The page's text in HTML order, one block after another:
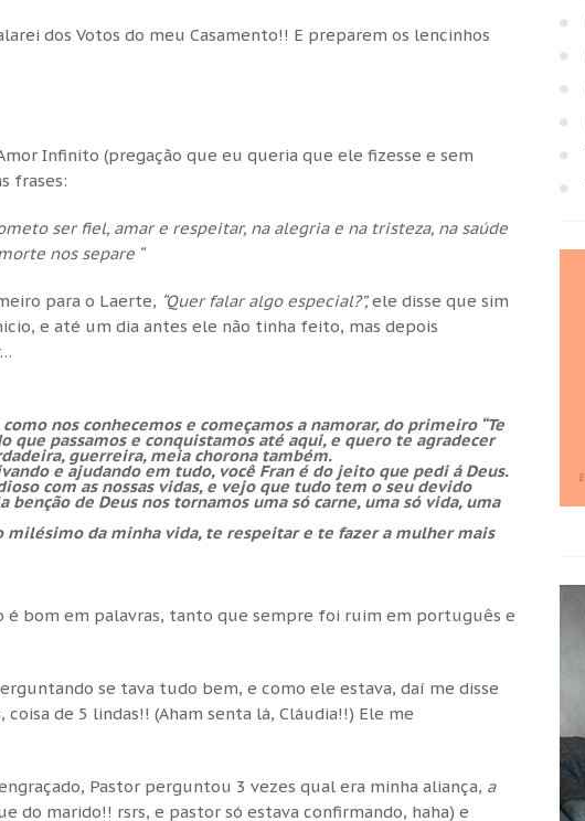
dos Votos do meu Casamento!! E preparem os lencinhos
Infinito (pregação que eu queria que ele fizesse e sem
frases:
ser fiel, amar e respeitar, na alegria e na tristeza, na saúde
nos separe “
para o Laerte, “Quer falar algo especial?”,ele disse que sim
e até um dia antes ele não tinha feito, mas depois
nos conhecemos e começamos a namorar, do primeiro “Te
que passamos e conquistamos até aqui, e quero te agradecer
guerreira, meia chorona também.
e ajudando em tudo, você Fran é do jeito que pedi á Deus.
com as nossas vidas, e vejo que tudo tem o seu devido
de Deus nos tornamos uma só carne, uma só vida, uma
da minha vida, te respeitar e te fazer a mulher mais
é bom em palavras, tanto que sempre foi ruim em português e
se tava tudo bem, e como ele estava, daí me disse
de 5 lindas!! (Aham senta lá, Cláudia!!) Ele me
Pastor perguntou 3 vezes qual era minha aliança, a
do marido!! rsrs, e pastor só estava confirmando, haha) e